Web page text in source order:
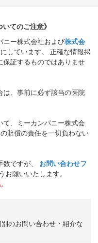
いてのご注意》
ニー株式会社および株式会
しています。 正確な情報掲
保証するものではありませ
は、事前に必ず該当の医院
て、ミーカンパニー株式会
賠償の責任を一切負わない
ですが、
お問い合わせフ
お願いいたします。
のお問い合わせ・紹介な